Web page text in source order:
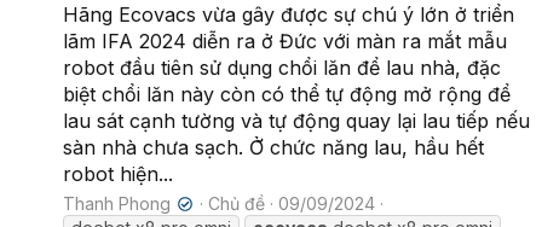
Hãng Ecovacs vừa gây được sự chú ý lớn ở triển
lãm IFA 2024 diễn ra ở Đức với màn ra mắt mẫu
robot đầu tiên sử dụng chổi lăn để lau nhà, đặc
biệt chổi lăn này còn có thể tự động mở rộng để
lau sát cạnh tường và tự động quay lại lau tiếp nếu
sàn nhà chưa sạch. Ở chức năng lau, hầu hết
robot hiện...
Thanh Phong ✔ Chủ đề
09/09/2024